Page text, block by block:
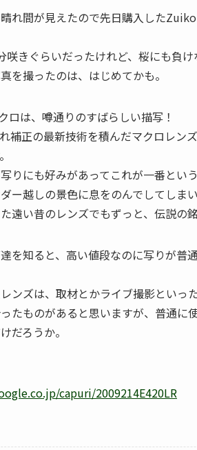
れ間が見えたので先日購入した
咲きぐらいだったけれど、桜にも負け
を撮ったのは、はじめてかも。
は、噂通りのすばらしい描写！
補正の最新技術を積んだマクロレン
りにも好みがあってこれが一番とい
ー越しの景色に息をのんでしてしまい
遠い昔のレンズでもずっと、伝説の
を知ると、高い値段なのに写りが普
ンズは、取材とかライブ撮影といっ
たものがあると思いますが、普通
だろうか。
capuri/2009214E420LR